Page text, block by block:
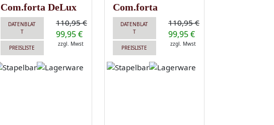
Com.forta DeLux
DATENBLAT
T
PREISLISTE
110,95 €
99,95 €
zzgl. Mwst
Com.forta
DATENBLAT
T
PREISLISTE
110,95 €
99,95 €
zzgl. Mwst